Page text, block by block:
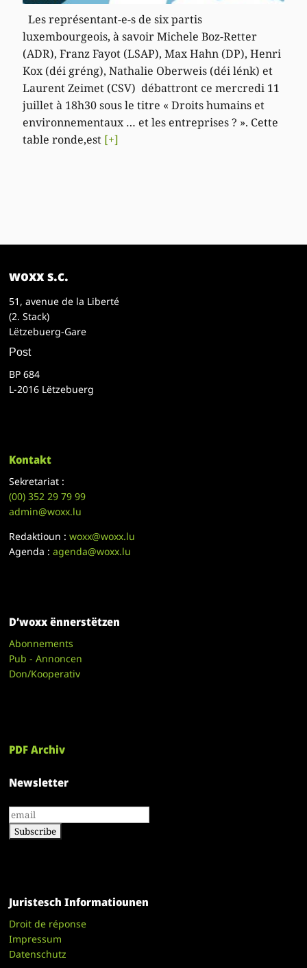
Les représentant-e-s de six partis
luxembourgeois, à savoir Michele Boz-Retter
(ADR), Franz Fayot (LSAP), Max Hahn (DP), Henri
Kox (déi gréng), Nathalie Oberweis (déi lénk) et
Laurent Zeimet (CSV) débattront ce mercredi 11
juillet à 18h30 sous le titre « Droits humains et
environnementaux … et les entreprises ? ». Cette
table ronde,est [+]
woxx s.c.
51, avenue de la Liberté
(2. Stack)
Lëtzebuerg-Gare
Post
BP 684
L-2016 Lëtzebuerg
Kontakt
Sekretariat :
(00)352 29 79 99
admin@woxx.lu
Redaktioun :woxx@woxx.lu
Agenda :agenda@woxx.lu
D’woxx ënnerstëtzen
Abonnements
Pub - Annoncen
Don/Kooperativ
PDF Archiv
Newsletter
Juristesch Informatiounen
Droit de réponse
Impressum
Datenschutz